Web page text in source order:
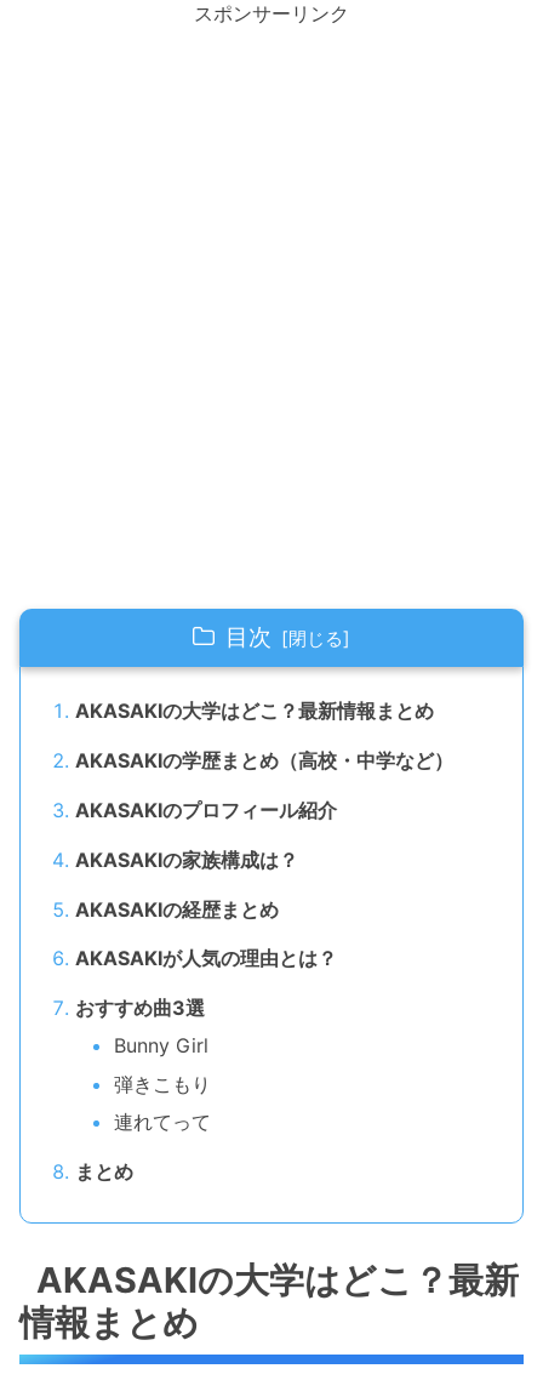
スポンサーリンク
目次
AKASAKIの大学はどこ？最新情報まとめ
AKASAKIの学歴まとめ（高校・中学など）
AKASAKIのプロフィール紹介
AKASAKIの家族構成は？
AKASAKIの経歴まとめ
AKASAKIが人気の理由とは？
おすすめ曲3選
Bunny Girl
弾きこもり
連れてって
まとめ
AKASAKIの大学はどこ？最新
情報まとめ